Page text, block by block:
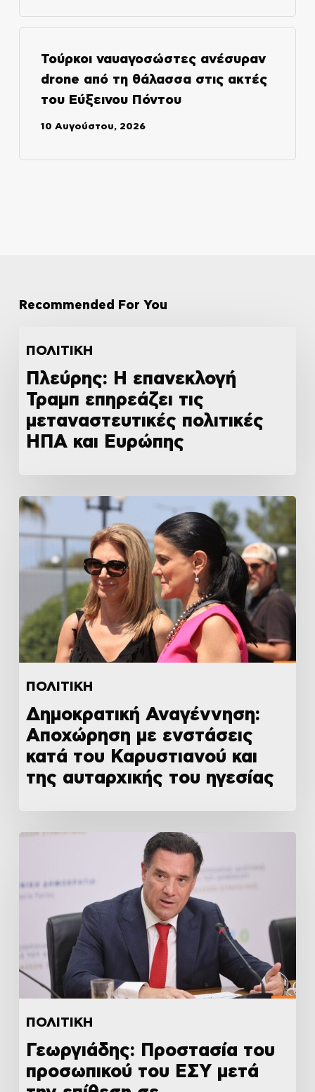
Τούρκοι ναυαγοσώστες ανέσυραν
drone από τη θάλασσα στις ακτές
του Εύξεινου Πόντου
10 Αυγούστου, 2026
Recommended For You
ΠΟΛΙΤΙΚΗ
Πλεύρης: Η επανεκλογή
Τραμπ επηρεάζει τις
μεταναστευτικές πολιτικές
ΗΠΑ και Ευρώπης
ΠΟΛΙΤΙΚΗ
Δημοκρατική Αναγέννηση:
Αποχώρηση με ενστάσεις
κατά του Καρυστιανού και
της αυταρχικής του ηγεσίας
ΠΟΛΙΤΙΚΗ
Γεωργιάδης: Προστασία του
προσωπικού του ΕΣΥ μετά